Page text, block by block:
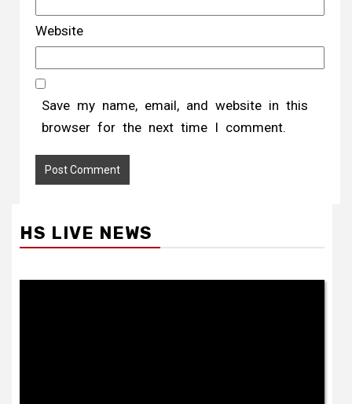
Website
Save my name, email, and website in this
browser for the next time I comment.
HS LIVE NEWS